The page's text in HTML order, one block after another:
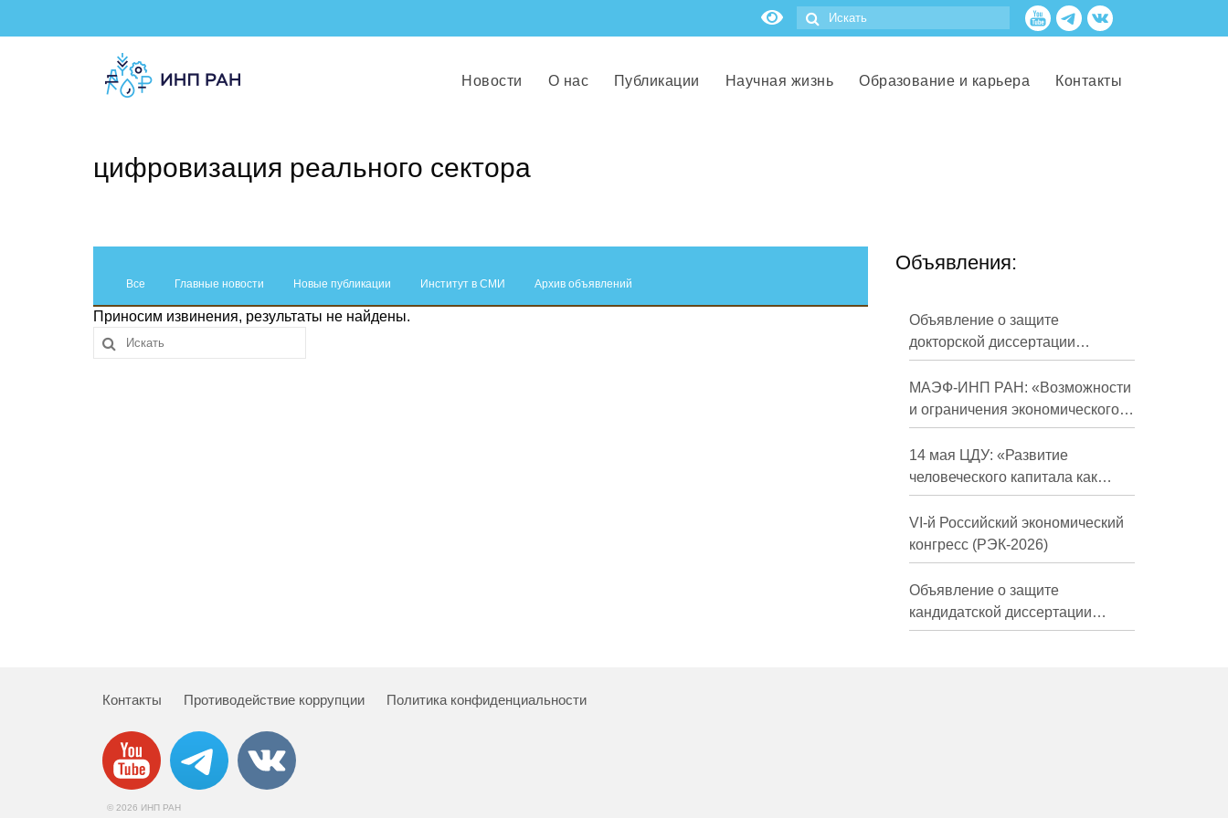
Новости О нас Публикации Научная жизнь Образование и карьера Контакты
цифровизация реального сектора
Все Главные новости Новые публикации Институт в СМИ Архив объявлений
Приносим извинения, результаты не найдены.
Объявления:
Объявление о защите
докторской диссертации
Кузнецова Михаила
Евгеньевича
МАЭФ-ИНП РАН: «Возможности
и ограничения экономического
развития России в средне- и
долгосрочной перспективе»
14 мая ЦДУ: «Развитие
человеческого капитала как
фактор экономического роста»
VI-й Российский экономический
конгресс (РЭК-2026)
Объявление о защите
кандидатской диссертации
Трындиной Николь Сергеевны
Контакты Противодействие коррупции Политика конфиденциальности
© 2026 ИНП РАН